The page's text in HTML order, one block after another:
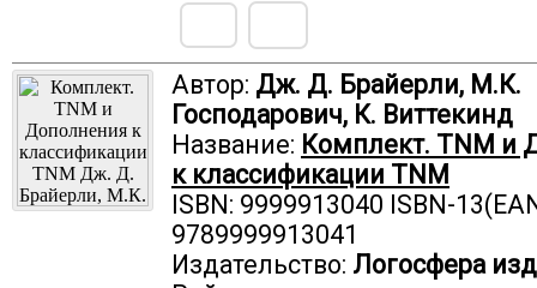
Автор: Дж. Д. Брайерли, М.К.
Господарович, К. Виттекинд
Название: Комплект. TNM и
к классификации TNM
ISBN: 9999913040 ISBN-
9789999913041
Издательство: Логосфера